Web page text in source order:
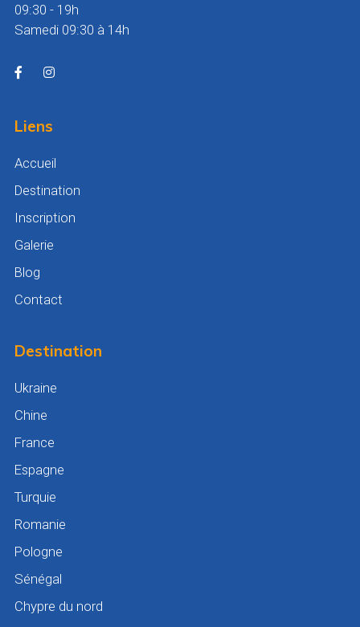
09:30 - 19h
Samedi 09:30 à 14h
Liens
Accueil
Destination
Inscription
Galerie
Blog
Contact
Destination
Ukraine
Chine
France
Espagne
Turquie
Romanie
Pologne
Sénégal
Chypre du nord